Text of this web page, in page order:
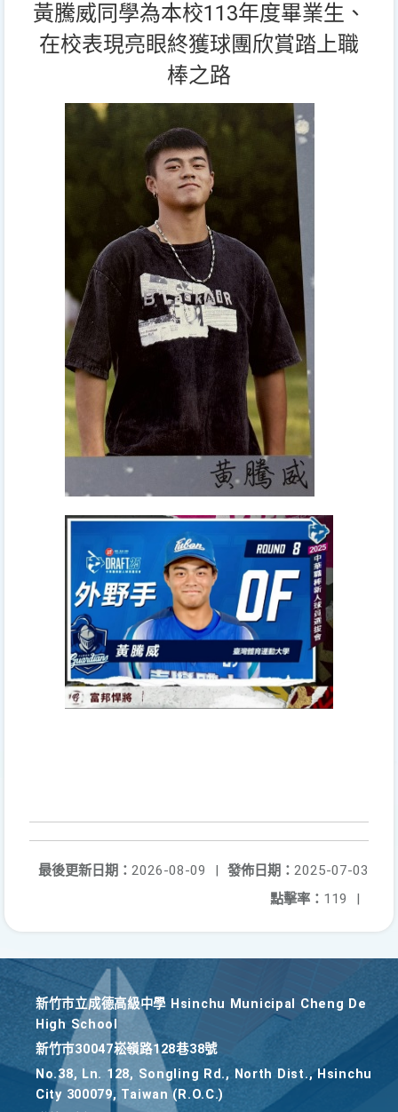
黃騰威同學為本校113年度畢業生、
在校表現亮眼終獲球團欣賞踏上職
棒之路
發佈日期： 2025-07-03
最後更新日期： 2026-08-09
|
點擊率： 119 |
新竹巿立成德高級中學 Hsinchu Municipal Cheng De
High School
新竹巿30047崧嶺路128巷38號
No.38, Ln. 128, Songling Rd., North Dist., Hsinchu
City 300079, Taiwan (R.O.C.)